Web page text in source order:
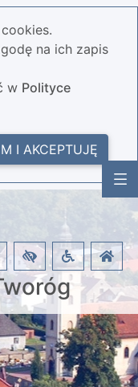
na ich zapis
w Polityce
I AKCEPTUJĘ